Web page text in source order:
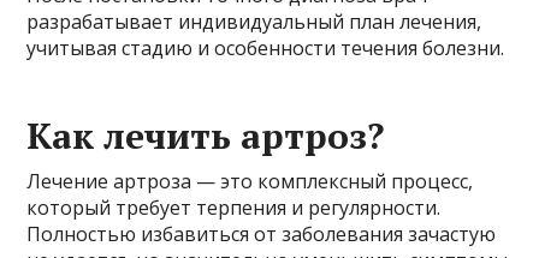
разрабатывает индивидуальный план лечения,
учитывая стадию и особенности течения болезни.
Как лечить артроз?
Лечение артроза — это комплексный процесс,
который требует терпения и регулярности.
Полностью избавиться от заболевания зачастую